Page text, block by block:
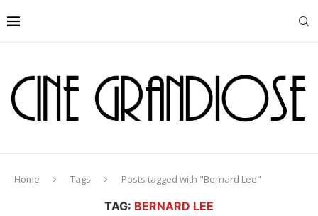
Home Tags Posts tagged with "Bernard Lee"
TAG: BERNARD LEE